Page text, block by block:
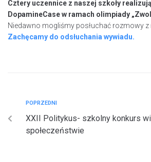
Cztery uczennice z naszej szkoły
DopamineCase w ramach olimpiady
Niedawno mogliśmy posłuchać rozmowy z
Zachęcamy do odsłuchania wywiadu.
POPRZEDNI
XXII Politykus- szkolny konkurs
społeczeństwie